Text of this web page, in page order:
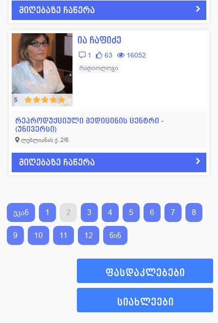
მიღებაზე ჩაწერა
5
ია ჩაფიძე
1 63 16052
რადიოლოგი
რეპროდუქციული მედიცინის ცენტრი -
(უნივერსი)
ლუბლიანას ქ. 2/6
მიღებაზე ჩაწერა
უკან 1 2 3 4 5 6 7 8
9 10 11 12 წინ
ფასდაკლებები
სიახლეები